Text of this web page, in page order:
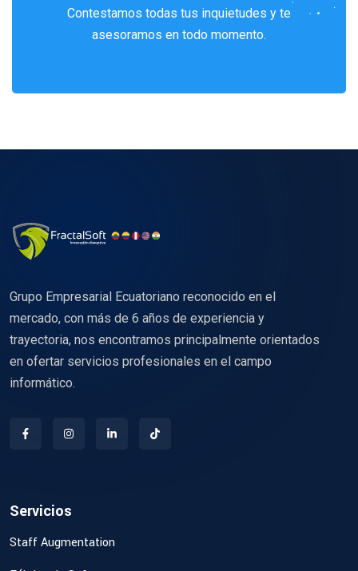
Contestamos todas tus inquietudes y te
asesoramos en todo momento.
Grupo Empresarial Ecuatoriano reconocido en el
mercado, con más de 6 años de experiencia y
trayectoria, nos encontramos principalmente orientados
en ofertar servicios profesionales en el campo
informático.
Servicios
Staff Augmentation